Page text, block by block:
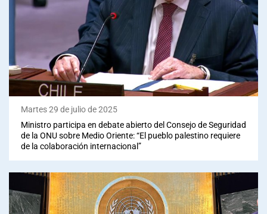
Martes 29 de julio de 2025
Ministro participa en debate abierto del Consejo de Seguridad
de la ONU sobre Medio Oriente: “El pueblo palestino requiere
de la colaboración internacional”